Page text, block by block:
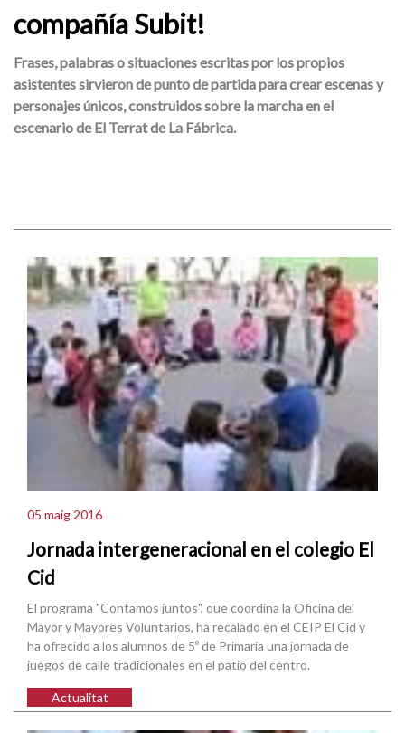
compañía Subit!
Frases, palabras o situaciones escritas por los propios
asistentes sirvieron de punto de partida para crear escenas y
personajes únicos, construidos sobre la marcha en el
escenario de El Terrat de La Fábrica.
05 maig 2016
Jornada intergeneracional en el colegio El
Cid
El programa "Contamos juntos", que coordina la Oficina del
Mayor y Mayores Voluntarios, ha recalado en el CEIP El Cid y
ha ofrecido a los alumnos de 5º de Primaria una jornada de
juegos de calle tradicionales en el patio del centro.
Actualitat